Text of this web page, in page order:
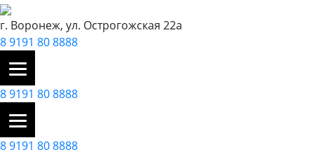
г. Воронеж, ул. Острогожская 22а
8 9191 80 8888
8 9191 80 8888
8 9191 80 8888